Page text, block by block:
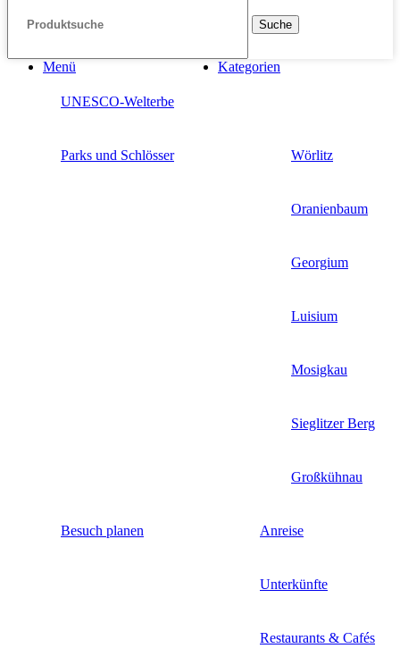
Suche
Menü Kategorien
UNESCO-Welterbe
Parks und Schlösser Wörlitz
Oranienbaum
Georgium
Luisium
Mosigkau
Sieglitzer Berg
Großkühnau
Besuch planen Anreise
Unterkünfte
Restaurants & Cafés